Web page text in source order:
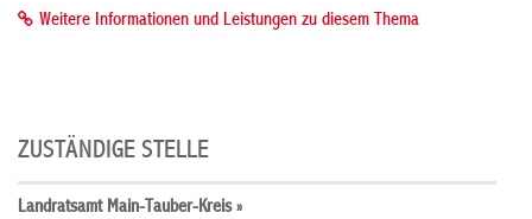
Weitere Informationen und Leistungen zu diesem Thema
ZUSTÄNDIGE STELLE
Landratsamt Main-Tauber-Kreis »